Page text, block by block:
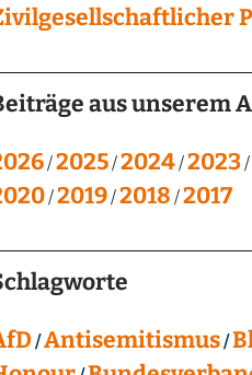
aus unserem
2025 2024 2023
2019 2018 2017
Antisemitismus